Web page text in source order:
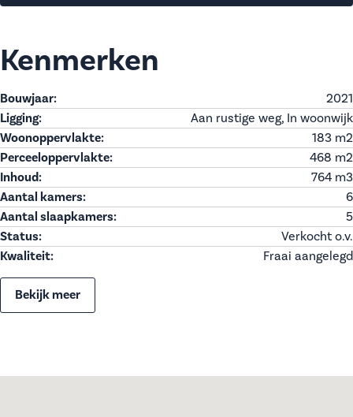
Kenmerken
Bouwjaar: 2021
Ligging: Aan rustige weg, In woonwijk
Woonoppervlakte: 183 m2
Perceeloppervlakte: 468 m2
Inhoud: 764 m3
Aantal kamers: 6
Aantal slaapkamers: 5
Status: Verkocht o.v.
Kwaliteit: Fraai aangelegd
Bekijk meer